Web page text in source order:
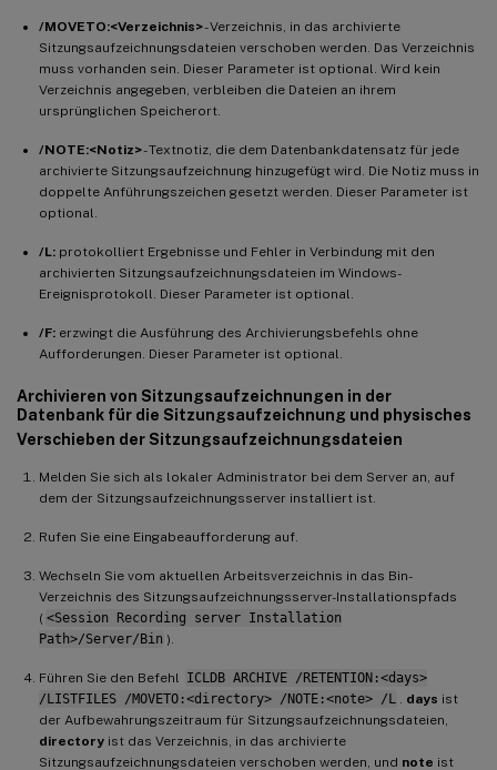
/MOVETO:<Verzeichnis>- Verzeichnis, in das archivierte
Sitzungsaufzeichnungsdateien verschoben werden. Das Verzeichnis
muss vorhanden sein. Dieser Parameter ist optional. Wird kein
Verzeichnis angegeben, verbleiben die Dateien an ihrem
ursprünglichen Speicherort.
/NOTE:<Notiz>- Textnotiz, die dem Datenbankdatensatz für jede
archivierte Sitzungsaufzeichnung hinzugefügt wird. Die Notiz muss in
doppelte Anführungszeichen gesetzt werden. Dieser Parameter ist
optional.
/L: protokolliert Ergebnisse und Fehler in Verbindung mit den
archivierten Sitzungsaufzeichnungsdateien im Windows-
Ereignisprotokoll. Dieser Parameter ist optional.
/F: erzwingt die Ausführung des Archivierungsbefehls ohne
Aufforderungen. Dieser Parameter ist optional.
Archivieren von Sitzungsaufzeichnungen in der
Datenbank für die Sitzungsaufzeichnung und physisches
Verschieben der Sitzungsaufzeichnungsdateien
Melden Sie sich als lokaler Administrator bei dem Server an, auf
dem der Sitzungsaufzeichnungsserver installiert ist.
Rufen Sie eine Eingabeaufforderung auf.
Wechseln Sie vom aktuellen Arbeitsverzeichnis in das Bin-
Verzeichnis des Sitzungsaufzeichnungsserver-Installationspfads
( <Session Recording server Installation
Path>/Server/Bin ).
Führen Sie den Befehl
ICLDB ARCHIVE /RETENTION:<days>
/LISTFILES /MOVETO:<directory> /NOTE:<note> /L
days ist
der Aufbewahrungszeitraum für Sitzungsaufzeichnungsdateien,
directory ist das Verzeichnis, in das archivierte
Sitzungsaufzeichnungsdateien verschoben werden, und note ist